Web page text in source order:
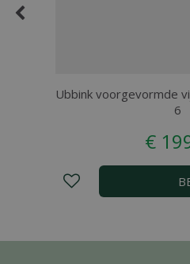
Ubbink voorgevormde
6
€